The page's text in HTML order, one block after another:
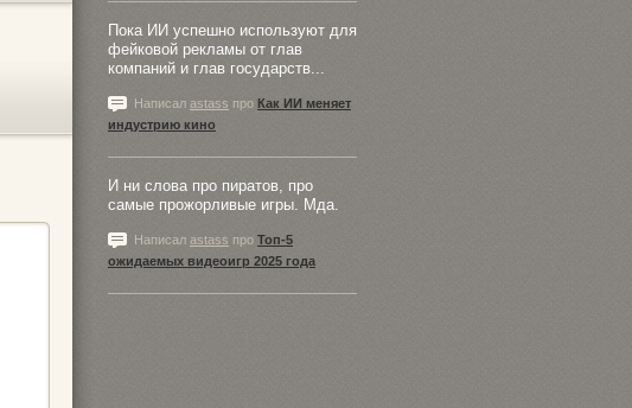
Пока ИИ успешно используют для
фейковой рекламы от глав
компаний и глав государств...
Написал astass про Как ИИ меняет
индустрию кино
И ни слова про пиратов, про
самые прожорливые игры. Мда.
Написал astass про Топ-5
ожидаемых видеоигр 2025 года